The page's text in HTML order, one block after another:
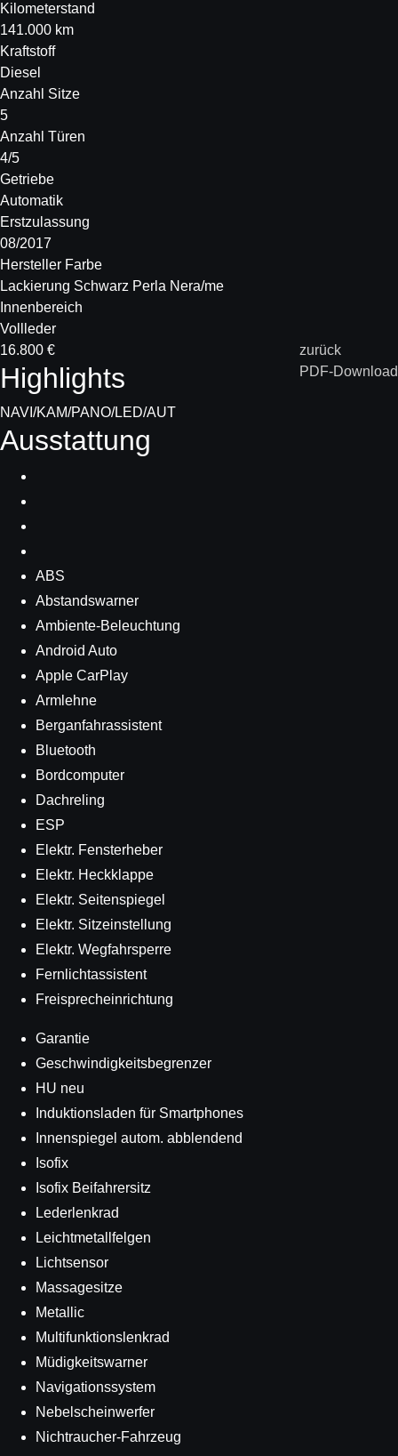
Kilometerstand
141.000 km
Kraftstoff
Diesel
Anzahl Sitze
5
Anzahl Türen
4/5
Getriebe
Automatik
Erstzulassung
08/2017
Hersteller Farbe
Lackierung Schwarz Perla Nera/me
Innenbereich
Vollleder
16.800 €
zurück
PDF-Download
Highlights
NAVI/KAM/PANO/LED/AUT
Ausstattung
ABS
Abstandswarner
Ambiente-Beleuchtung
Android Auto
Apple CarPlay
Armlehne
Berganfahrassistent
Bluetooth
Bordcomputer
Dachreling
ESP
Elektr. Fensterheber
Elektr. Heckklappe
Elektr. Seitenspiegel
Elektr. Sitzeinstellung
Elektr. Wegfahrsperre
Fernlichtassistent
Freisprecheinrichtung
Garantie
Geschwindigkeitsbegrenzer
HU neu
Induktionsladen für Smartphones
Innenspiegel autom. abblendend
Isofix
Isofix Beifahrersitz
Lederlenkrad
Leichtmetallfelgen
Lichtsensor
Massagesitze
Metallic
Multifunktionslenkrad
Müdigkeitswarner
Navigationssystem
Nebelscheinwerfer
Nichtraucher-Fahrzeug